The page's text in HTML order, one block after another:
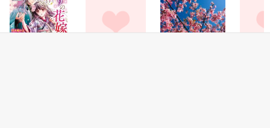
作品を読む
鷹哉『宜しくな、俺の雛子』🦅
雛子『俺の……ひぃ、雛子？！！！』🐥